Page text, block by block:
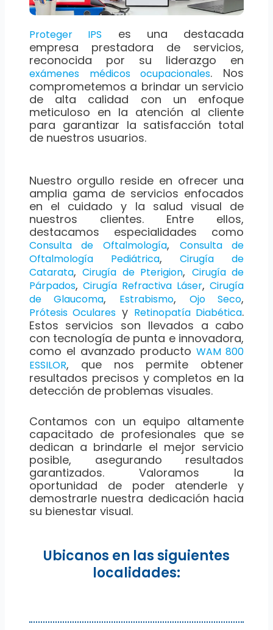
Proteger IPS es una destacada
empresa prestadora de servicios,
reconocida por su liderazgo en
exámenes médicos ocupacionales. Nos
comprometemos a brindar un servicio
de alta calidad con un enfoque
meticuloso en la atención al cliente
para garantizar la satisfacción total
de nuestros usuarios.
Nuestro orgullo reside en ofrecer una
amplia gama de servicios enfocados
en el cuidado y la salud visual de
nuestros clientes. Entre ellos,
destacamos especialidades como
Consulta de Oftalmología, Consulta de
Oftalmología Pediátrica,Cirugía de
Catarata,Cirugía de Pterigion, Cirugía de
Párpados,Cirugía Refractiva Láser,Cirugía
de Glaucoma, Estrabismo, Ojo Seco,
Prótesis Oculares y Retinopatía Diabética.
Estos servicios son llevados a cabo
con tecnología de punta e innovadora,
como el avanzado productoWAM 800
ESSILOR, que nos permite obtener
resultados precisos y completos en la
detección de problemas visuales.
Contamos con un equipo altamente
capacitado de profesionales que se
dedican a brindarle el mejor servicio
posible, asegurando resultados
garantizados. Valoramos la
oportunidad de poder atenderle y
demostrarle nuestra dedicación hacia
su bienestar visual.
Ubicanos en las siguientes
localidades: